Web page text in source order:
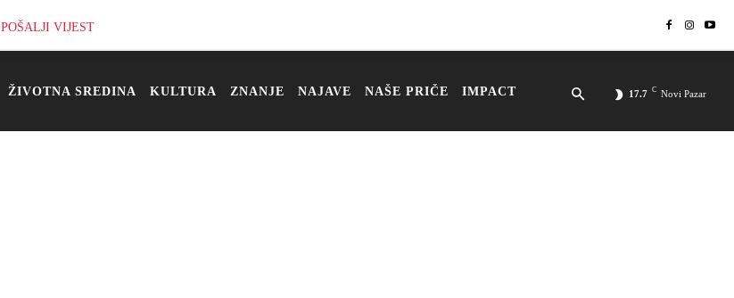
POŠALJI VIJEST
ŽIVOTNA SREDINA KULTURA ZNANJE NAJAVE NAŠE PRIČE IMPACT 17.7 C Novi Pazar